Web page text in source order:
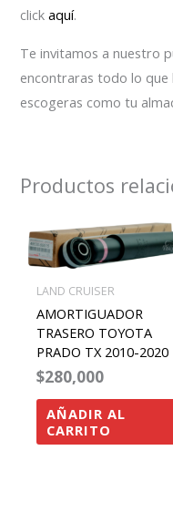
clickaquí.
Te invitamos a nuestro
encontraras todo lo que
escogeras como tu
Productos
LAND CRUISER
AMORTIGUADOR
TRASERO TOYOTA
PRADO TX 2010-2020
$280,000
AÑADIR AL
CARRITO